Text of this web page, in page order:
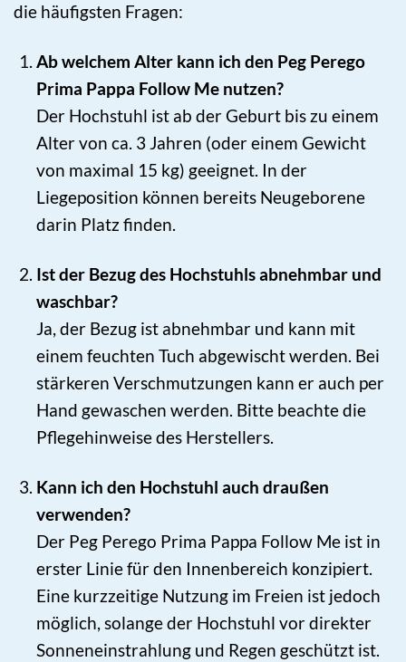
die häufigsten Fragen:
Ab welchem Alter kann ich den Peg Perego
Prima Pappa Follow Me nutzen?
Der Hochstuhl ist ab der Geburt bis zu einem
Alter von ca. 3 Jahren (oder einem Gewicht
von maximal 15 kg) geeignet. In der
Liegeposition können bereits Neugeborene
darin Platz finden.
Ist der Bezug des Hochstuhls abnehmbar und
waschbar?
Ja, der Bezug ist abnehmbar und kann mit
einem feuchten Tuch abgewischt werden. Bei
stärkeren Verschmutzungen kann er auch per
Hand gewaschen werden. Bitte beachte die
Pflegehinweise des Herstellers.
Kann ich den Hochstuhl auch draußen
verwenden?
Der Peg Perego Prima Pappa Follow Me ist in
erster Linie für den Innenbereich konzipiert.
Eine kurzzeitige Nutzung im Freien ist jedoch
möglich, solange der Hochstuhl vor direkter
Sonneneinstrahlung und Regen geschützt ist.